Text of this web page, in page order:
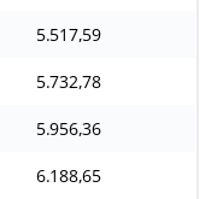
5.517,59
5.732,78
5.956,36
6.188,65